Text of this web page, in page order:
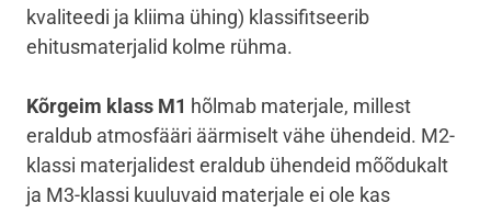
kvaliteedi ja kliima ühing) klassifitseerib
ehitusmaterjalid kolme rühma.
Kõrgeim klass M1 hõlmab materjale, millest
eraldub atmosfääri äärmiselt vähe ühendeid. M2-
klassi materjalidest eraldub ühendeid mõõdukalt
ja M3-klassi kuuluvaid materjale ei ole kas